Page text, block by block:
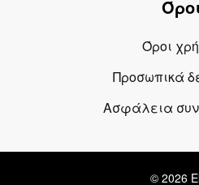
Όροι
Προσωπικά
Ασφάλεια
© 2026